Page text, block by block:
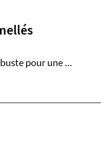
pour une ...